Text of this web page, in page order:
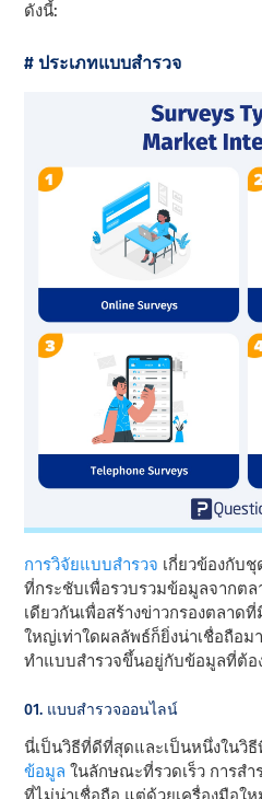
ดังนี้:
# ประเภทแบบสํารวจ
การวิจัยแบบสํารวจ เกี่ยวข้องกับ
ที่กระชับเพื่อรวบรวมข้อมูลจากตล
เดียวกันเพื่อสร้างข่าวกรองตลา
ใหญ่เท่าใดผลลัพธ์ก็ยิ่งน่าเชื่อถือ
ทําแบบสํารวจขึ้นอยู่กับข้อมูลที่ต้อ
01. แบบสํารวจออนไลน์
นี่เป็นวิธีที่ดีที่สุดและเป็นหนึ่งในวิ
ข้อมูล ในลักษณะที่รวดเร็ว การสํา